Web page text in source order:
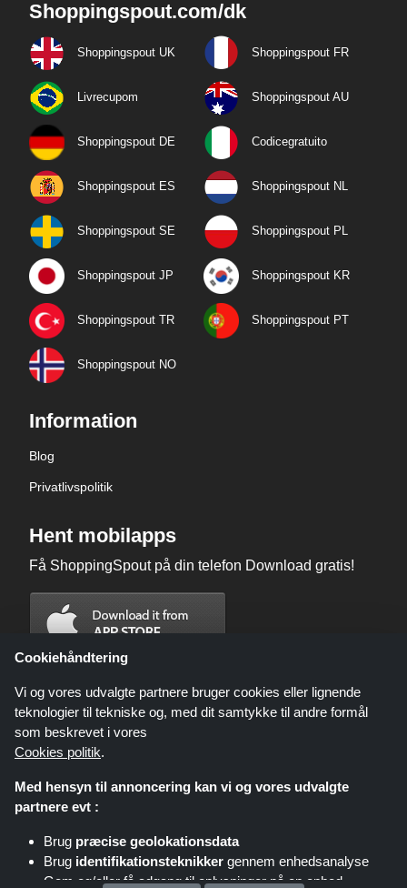
Shoppingspout.com/dk
Shoppingspout UK Shoppingspout FR
Livrecupom Shoppingspout AU
Shoppingspout DE Codicegratuito
Shoppingspout ES Shoppingspout NL
Shoppingspout SE Shoppingspout PL
Shoppingspout JP Shoppingspout KR
Shoppingspout TR Shoppingspout PT
Shoppingspout NO
Information
Blog
Privatlivspolitik
Hent mobilapps
Få ShoppingSpout på din telefon Download gratis!
Shoppingspout.com/dk eller dets personale er ikke involveret, når du
foretager et køb via disse links, Shoppingspout.com/dk optjener kun
kommission gennem disse links/tilbud.
Cookiehåndtering
Vi og vores udvalgte partnere bruger cookies eller lignende
teknologier til tekniske og, med dit samtykke til andre formål
som beskrevet i vores
Cookies politik.
Med hensyn til annoncering kan vi og vores udvalgte
partnere evt :
Brug præcise geolokationsdata
Brug identifikationsteknikker gennem enhedsanalyse
Gem og/eller få adgang til oplysninger på en enhed